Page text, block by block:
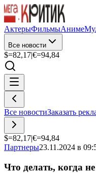
АктерыФильмыАниме
Все новости
$=82,17|€=94,84
Все новостиЗаказать
$=82,17|€=94,84
Партнеры23.11.2024 в
Что делать, когда